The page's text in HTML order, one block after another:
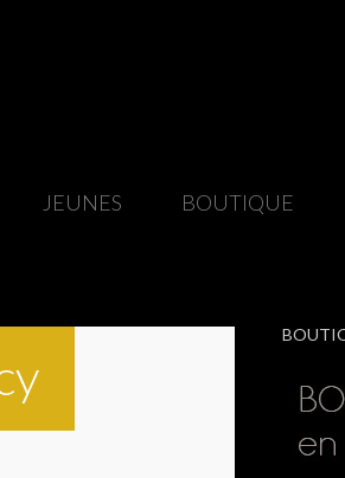
JEUNES BOUTIQUE